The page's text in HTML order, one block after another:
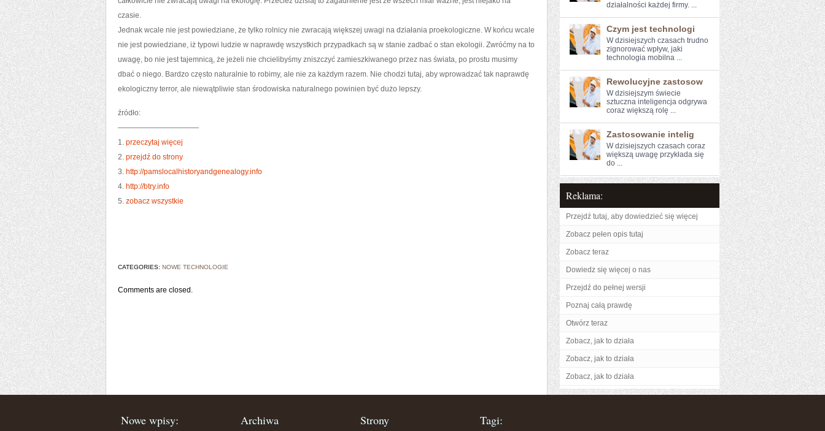
czasie.
Jednak wcale nie jest powiedziane, że tylko rolnicy nie zwracają większej uwagi na działania proekologiczne. W końcu wcale
nie jest powiedziane, iż typowi ludzie w naprawdę wszystkich przypadkach są w stanie zadbać o stan ekologii. Zwróćmy na to
uwagę, bo nie jest tajemnicą, że jeżeli nie chcielibyśmy zniszczyć zamieszkiwanego przez nas świata, po prostu musimy
dbać o niego. Bardzo często naturalnie to robimy, ale nie za każdym razem. Nie chodzi tutaj, aby wprowadzać tak naprawdę
ekologiczny terror, ale niewątpliwie stan środowiska naturalnego powinien być dużo lepszy.
źródło:
———————————
1. przeczytaj więcej
2. przejdź do strony
3. http://pamslocalhistoryandgenealogy.info
4. http://btry.info
5. zobacz wszystkie
CATEGORIES: NOWE TECHNOLOGIE
Comments are closed.
działalności każdej firmy. ...
Czym jest technologi
W dzisiejszych czasach‍ trudno
zignorować wpływ,‍ jaki‌
technologia mobilna ...
Rewolucyjne zastosow
W dzisiejszym świecie
sztuczna inteligencja‌ odgrywa
coraz większą​ rolę ...
Zastosowanie intelig
W dzisiejszych czasach coraz
‍większą​ uwagę ⁣przykłada się
do ...
Reklama:
Przejdź tutaj, aby dowiedzieć się więcej
Zobacz pełen opis tutaj
Zobacz teraz
Dowiedz się więcej o nas
Przejdź do pełnej wersji
Poznaj całą prawdę
Otwórz teraz
Zobacz, jak to działa
Zobacz, jak to działa
Zobacz, jak to działa
Nowe wpisy: Archiwa Strony Tagi: